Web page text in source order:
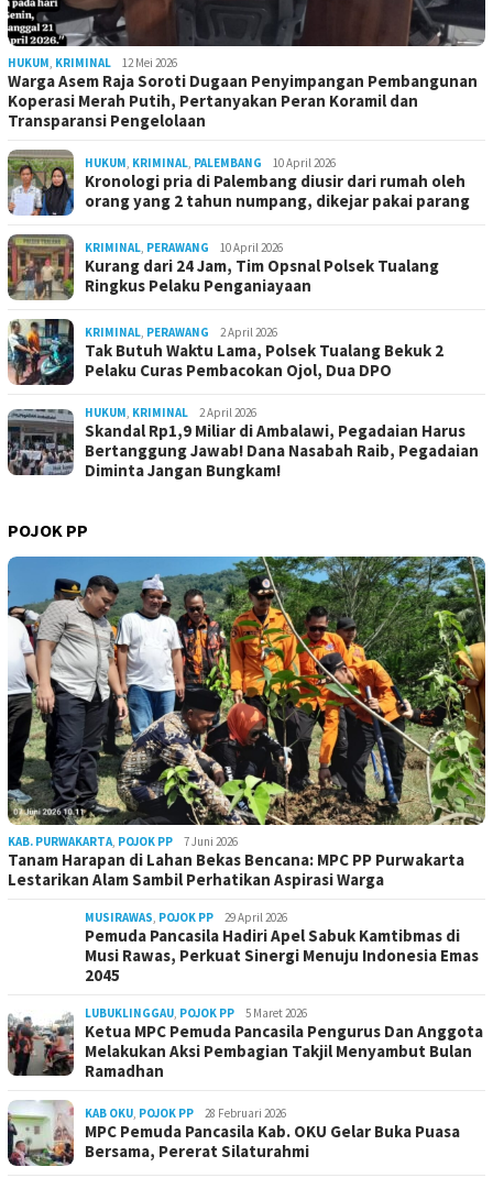
HUKUM KRIMINAL 12 Mei 2026
Warga Asem Raja Soroti Dugaan Penyimpangan Pembangunan
Koperasi Merah Putih, Pertanyakan Peran Koramil dan
Transparansi Pengelolaan
HUKUM KRIMINAL PALEMBANG 10 April 2026
Kronologi pria di Palembang diusir dari rumah oleh
orang yang 2 tahun numpang, dikejar pakai parang
KRIMINAL PERAWANG 10 April 2026
Kurang dari 24 Jam, Tim Opsnal Polsek Tualang
Ringkus Pelaku Penganiayaan
KRIMINAL PERAWANG 2 April 2026
Tak Butuh Waktu Lama, Polsek Tualang Bekuk 2
Pelaku Curas Pembacokan Ojol, Dua DPO
HUKUM KRIMINAL 2 April 2026
Skandal Rp1,9 Miliar di Ambalawi, Pegadaian Harus
Bertanggung Jawab! Dana Nasabah Raib, Pegadaian
Diminta Jangan Bungkam!
POJOK PP
KAB. PURWAKARTA POJOK PP 7 Juni 2026
Tanam Harapan di Lahan Bekas Bencana: MPC PP Purwakarta
Lestarikan Alam Sambil Perhatikan Aspirasi Warga
MUSIRAWAS POJOK PP 29 April 2026
Pemuda Pancasila Hadiri Apel Sabuk Kamtibmas di
Musi Rawas, Perkuat Sinergi Menuju Indonesia Emas
2045
LUBUKLINGGAU POJOK PP 5 Maret 2026
Ketua MPC Pemuda Pancasila Pengurus Dan Anggota
Melakukan Aksi Pembagian Takjil Menyambut Bulan
Ramadhan
KAB OKU POJOK PP 28 Februari 2026
MPC Pemuda Pancasila Kab. OKU Gelar Buka Puasa
Bersama, Pererat Silaturahmi